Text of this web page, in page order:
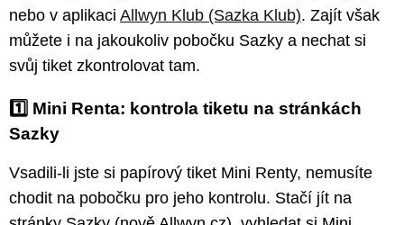
nebo v aplikaci Allwyn Klub (Sazka Klub). Zajít však
můžete i na jakoukoliv pobočku Sazky a nechat si
svůj tiket zkontrolovat tam.
1️⃣ Mini Renta: kontrola tiketu na stránkách
Sazky
Vsadili-li jste si papírový tiket Mini Renty, nemusíte
chodit na pobočku pro jeho kontrolu. Stačí jít na